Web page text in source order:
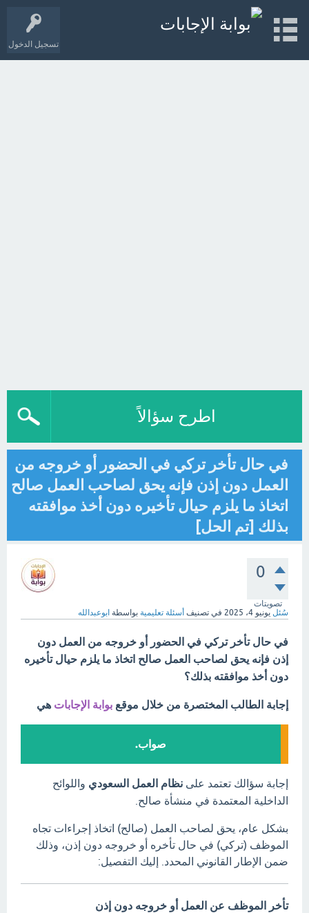
تسجيل الدخول
اطرح سؤالاً
في حال تأخر تركي في الحضور أو خروجه من
العمل دون إذن فإنه يحق لصاحب العمل صالح
اتخاذ ما يلزم حيال تأخيره دون أخذ موافقته
بذلك [تم الحل]
0
تصويتات
سُئل يونيو 4، 2025 في تصنيف أسئلة تعليمية بواسطة ابوعبدالله
في حال تأخر تركي في الحضور أو خروجه من العمل دون
إذن فإنه يحق لصاحب العمل صالح اتخاذ ما يلزم حيال تأخيره
دون أخذ موافقته بذلك؟
إجابة الطالب المختصرة من خلال موقع بوابة الإجابات هي
صواب.
إجابة سؤالك تعتمد على نظام العمل السعودي واللوائح
الداخلية المعتمدة في منشأة صالح.
بشكل عام، يحق لصاحب العمل (صالح) اتخاذ إجراءات تجاه
الموظف (تركي) في حال تأخره أو خروجه دون إذن، وذلك
ضمن الإطار القانوني المحدد. إليك التفصيل:
تأخر الموظف عن العمل أو خروجه دون إذن